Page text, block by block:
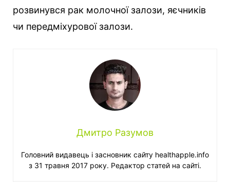
розвинувся рак молочної залози, яєчників
чи передміхурової залози.
Дмитро Разумов
Головний видавець і засновник сайту healthapple.info
з 31 травня 2017 року. Редактор статей на сайті.